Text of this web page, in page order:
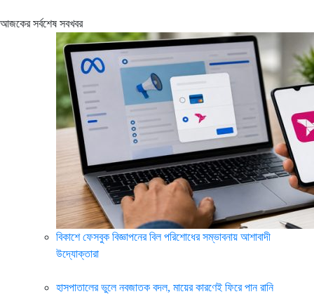
আজকের সর্বশেষ সবখবর
বিকাশে ফেসবুক বিজ্ঞাপনের বিল পরিশোধের সম্ভাবনায় আশাবাদী
উদ্যোক্তারা
হাসপাতালের ভুলে নবজাতক বদল, মায়ের কারণেই ফিরে পান রানি